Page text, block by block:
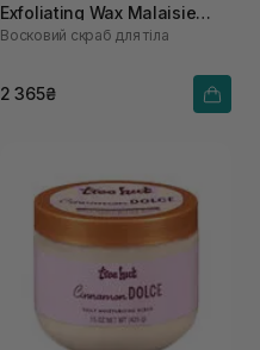
Exfoliating Wax Malaisie
300 мл
Восковий скраб для тіла
2 365₴